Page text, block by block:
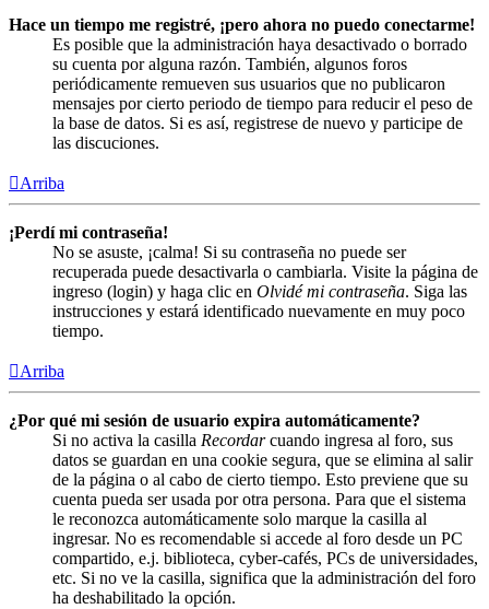
Hace un tiempo me registré, ¡pero ahora no puedo conectarme!
Es posible que la administración haya desactivado o borrado
su cuenta por alguna razón. También, algunos foros
periódicamente remueven sus usuarios que no publicaron
mensajes por cierto periodo de tiempo para reducir el peso de
la base de datos. Si es así, registrese de nuevo y participe de
las discuciones.
Arriba
¡Perdí mi contraseña!
No se asuste, ¡calma! Si su contraseña no puede ser
recuperada puede desactivarla o cambiarla. Visite la página de
ingreso (login) y haga clic en Olvidé mi contraseña. Siga las
instrucciones y estará identificado nuevamente en muy poco
tiempo.
Arriba
¿Por qué mi sesión de usuario expira automáticamente?
Si no activa la casilla Recordarcuando ingresa al foro, sus
datos se guardan en una cookie segura, que se elimina al salir
de la página o al cabo de cierto tiempo. Esto previene que su
cuenta pueda ser usada por otra persona. Para que el sistema
le reconozca automáticamente solo marque la casilla al
ingresar. No es recomendable si accede al foro desde un PC
compartido, e.j. biblioteca, cyber-cafés, PCs de universidades,
etc. Si no ve la casilla, significa que la administración del foro
ha deshabilitado la opción.